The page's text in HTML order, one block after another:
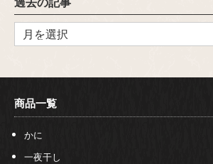
商品一覧
かに
一夜干し